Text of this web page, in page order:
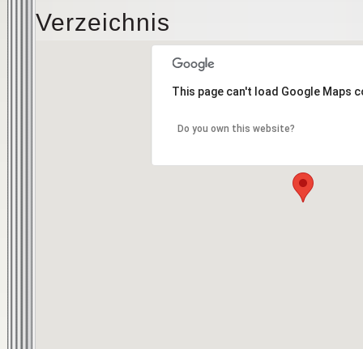
Verzeichnis
This page can't load Google Maps
Do you own this website?